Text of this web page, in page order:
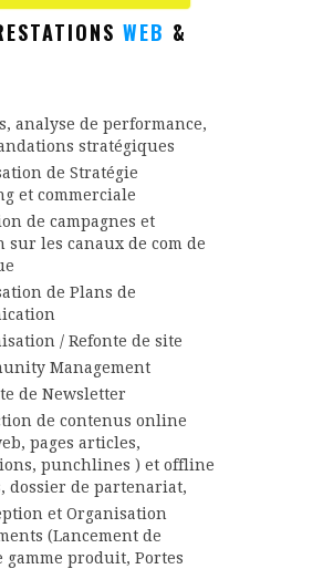
WEB &
analyse de performance,
stratégiques
de Stratégie
et commerciale
de campagnes et
sur les canaux de com de
de Plans de
/ Refonte de site
Management
de Newsletter
de contenus online
pages articles,
punchlines ) et offline
dossier de partenariat,
et Organisation
(Lancement de
gamme produit, Portes